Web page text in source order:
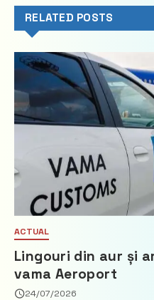
RELATED POSTS
ACTUAL
Lingouri din aur și
vama Aeroport
24/07/2026